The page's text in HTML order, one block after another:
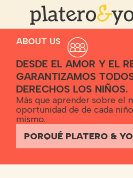
ABOUT US
DESDE EL AMOR Y EL
GARANTIZAMOS
DERECHOS LOS NIÑOS.
Más que aprender sobre el
oportunidad de de cada
mismo.
PORQUÉ PLATERO & YO